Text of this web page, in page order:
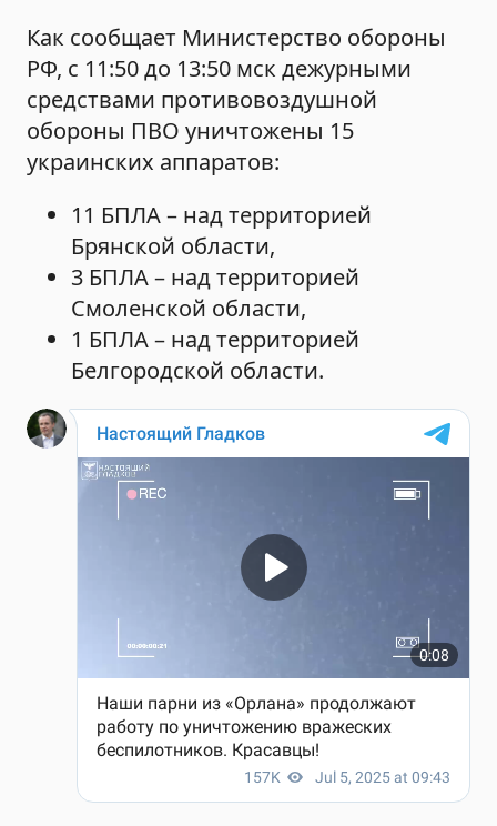
Как сообщает Министерство обороны
РФ, с 11:50 до 13:50 мск дежурными
средствами противовоздушной
обороны ПВО уничтожены 15
украинских аппаратов:
11 БПЛА – над территорией
Брянской области,
3 БПЛА – над территорией
Смоленской области,
1 БПЛА – над территорией
Белгородской области.